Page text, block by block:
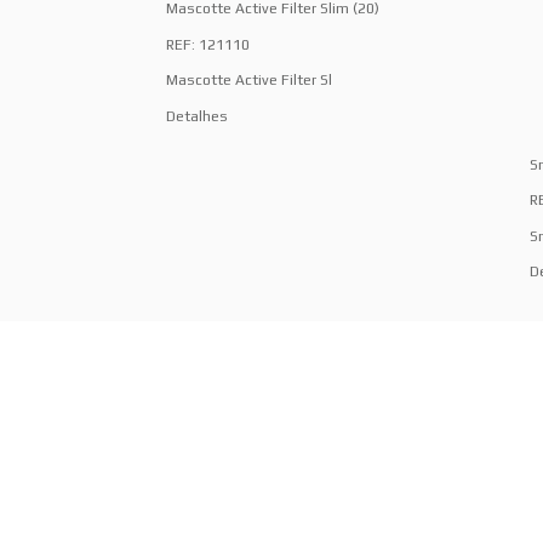
Mascotte Active Filter Slim (20)
REF: 121110
Mascotte Active Filter Sl
Detalhes